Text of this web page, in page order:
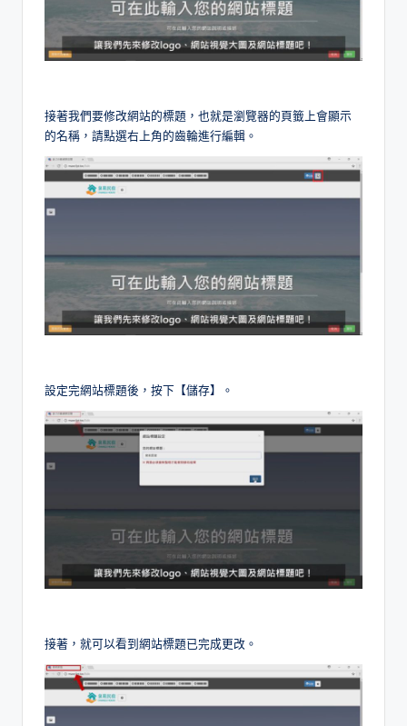
接著我們要修改網站的標題，也就是瀏覽器的頁籤上會顯示
的名稱，請點選右上角的齒輪進行編輯。
設定完網站標題後，按下【儲存】。
接著，就可以看到網站標題已完成更改。